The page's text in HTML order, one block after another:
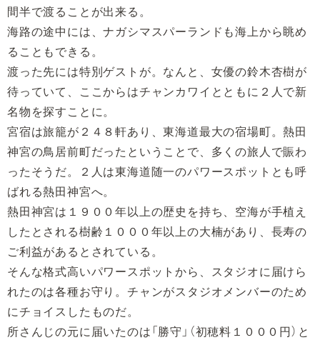
間半で渡ることが出来る。
海路の途中には、ナガシマスパーランドも海上から眺め
ることもできる。
渡った先には特別ゲストが。なんと、女優の鈴木杏樹が
待っていて、ここからはチャンカワイとともに２人で新
名物を探すことに。
宮宿は旅籠が２４８軒あり、東海道最大の宿場町。熱田
神宮の鳥居前町だったということで、多くの旅人で賑わ
ったそうだ。２人は東海道随一のパワースポットとも呼
ばれる熱田神宮へ。
熱田神宮は１９００年以上の歴史を持ち、空海が手植え
したとされる樹齢１０００年以上の大楠があり、長寿の
ご利益があるとされている。
そんな格式高いパワースポットから、スタジオに届けら
れたのは各種お守り。チャンがスタジオメンバーのため
にチョイスしたものだ。
所さんじの元に届いたのは「勝守」（初穂料１０００円）と